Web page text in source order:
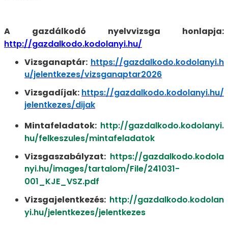
A gazdálkodó nyelvvizsga honlapja:
http://gazdalkodo.kodolanyi.hu/
Vizsganaptár: https://gazdalkodo.kodolanyi.h
u/jelentkezes/vizsganaptar2026
Vizsgadíjak: https://gazdalkodo.kodolanyi.hu/
jelentkezes/dijak
Mintafeladatok: http://gazdalkodo.kodolanyi.
hu/felkeszules/mintafeladatok
Vizsgaszabályzat: https://gazdalkodo.kodola
nyi.hu/images/tartalom/File/241031-
001_KJE_VSZ.pdf
Vizsgajelentkezés: http://gazdalkodo.kodolan
yi.hu/jelentkezes/jelentkezes